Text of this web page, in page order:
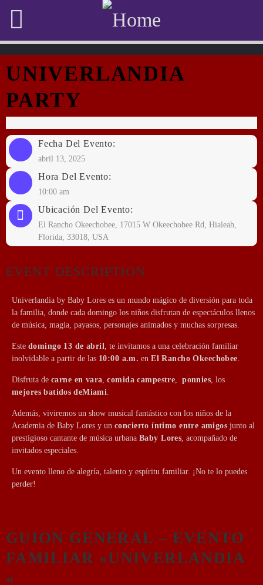
UNIVERLANDIA
PARTY
Fecha Del Evento:
abril 13, 2025
Hora Del Evento:
10:00 am
Ubicación Del Evento:
El Rancho Okeechobee, 17015 W Okeechobee Rd, Hialeah,
Florida, 33018, USA
EVENT DESCRIPTION
Univerlandia by Baby Lores es un mundo mágico de diversión para toda
la familia, donde cada domingo los niños disfrutan de espectáculos llenos
de música, magia, payasos, personajes animados y muchas sorpresas.
Este domingo 13 de abril
, te invitamos a una celebración familiar
inolvidable a partir de las 10:00 a.m. enEl Rancho Okeechobee
Disfruta de carne en vara ,comida campestre ,ponnies , los
mejores batidos deMiami
Además, viviremos un show musical fantástico con los niños de la
Academia de Baby Lores y un concierto íntimo entre amigos junto al
prestigioso cantante de música urbana Baby Lores , acompañado de
invitados especiales.
Un evento lleno de alegría, talento y espíritu familiar. ¡No te lo puedes
perder!
GUION GENERAL – EVENTO
FAMILIAR «UNIVERLANDIA
«